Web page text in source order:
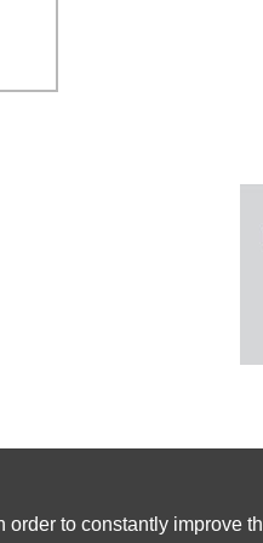
to constantly improve